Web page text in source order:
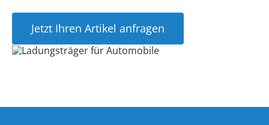
Jetzt Ihren Artikel anfragen